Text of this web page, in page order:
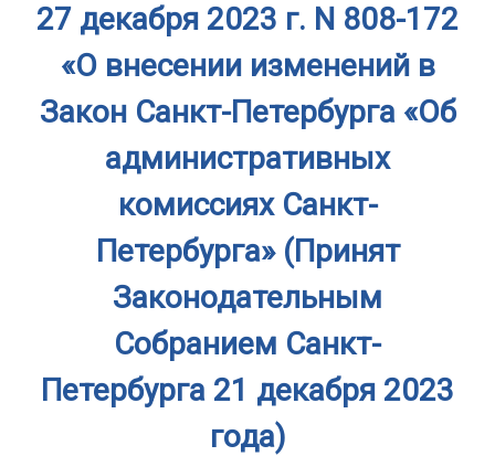
27 декабря 2023 г. N 808-172
«О внесении изменений в
Закон Санкт-Петербурга «Об
административных
комиссиях Санкт-
Петербурга» (Принят
Законодательным
Собранием Санкт-
Петербурга 21 декабря 2023
года)